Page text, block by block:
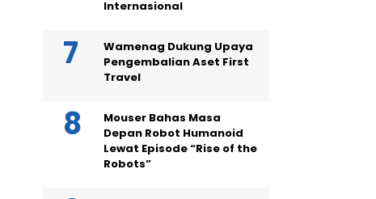
Internasional
Wamenag Dukung Upaya
Pengembalian Aset First
Travel
Mouser Bahas Masa
Depan Robot Humanoid
Lewat Episode “Rise of the
Robots”